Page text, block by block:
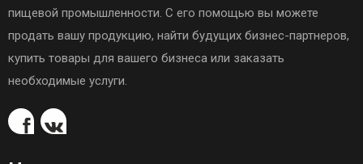
пищевой промышленности. С его помощью вы можете
продать вашу продукцию, найти будущих бизнес-партнеров,
купить товары для вашего бизнеса или заказать
необходимые услуги.